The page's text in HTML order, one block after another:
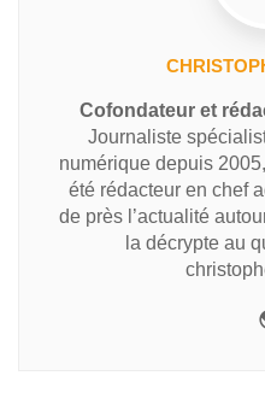
Cofondateur et
Journaliste
numérique depuis
été rédacteur en chef
de près l’actualité
la décrypte au